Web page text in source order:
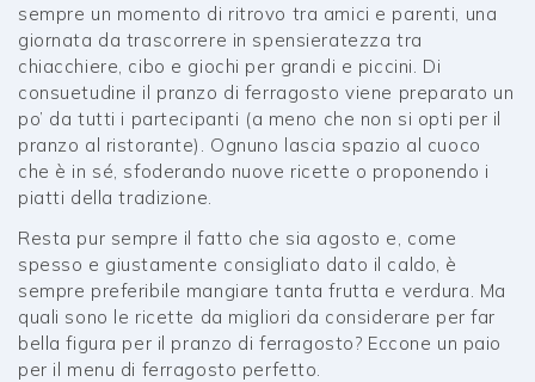
sempre un momento di ritrovo tra amici e parenti, una
giornata da trascorrere in spensieratezza tra
chiacchiere, cibo e giochi per grandi e piccini. Di
consuetudine il pranzo di ferragosto viene preparato un
po’ da tutti i partecipanti (a meno che non si opti per il
pranzo al ristorante). Ognuno lascia spazio al cuoco
che è in sé, sfoderando nuove ricette o proponendo i
piatti della tradizione.
Resta pur sempre il fatto che sia agosto e, come
spesso e giustamente consigliato dato il caldo, è
sempre preferibile mangiare tanta frutta e verdura. Ma
quali sono le ricette da migliori da considerare per far
bella figura per il pranzo di ferragosto? Eccone un paio
per il menu di ferragosto perfetto.